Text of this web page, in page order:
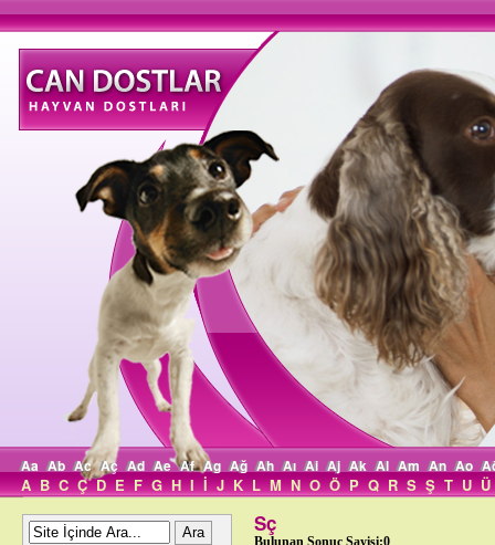
Aa Ab Ac Aç Ad Ae Af Ag Ağ Ah Aı Ai Aj Ak Al Am An Ao
A B C Ç D E F G H I İ J K L M N O Ö P Q R S Ş T U Ü
Sç
Bulunan Sonuc Sayisi:0